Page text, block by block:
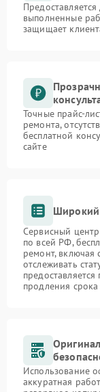
выполненные
защищает
Точные прайс-
ремонта,
бесплатной
сайте
Широкий
Сервисный
по всей РФ,
ремонт, включая
отслеживать
продления
Использование
аккуратная